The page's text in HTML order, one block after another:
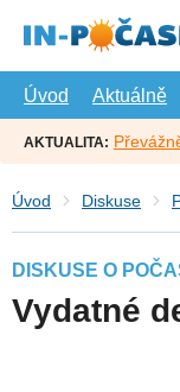
hlavní
Úvod
Aktuálně
AKTUALITA:
Úvod Diskuse
DISKUSE O
Vydatné